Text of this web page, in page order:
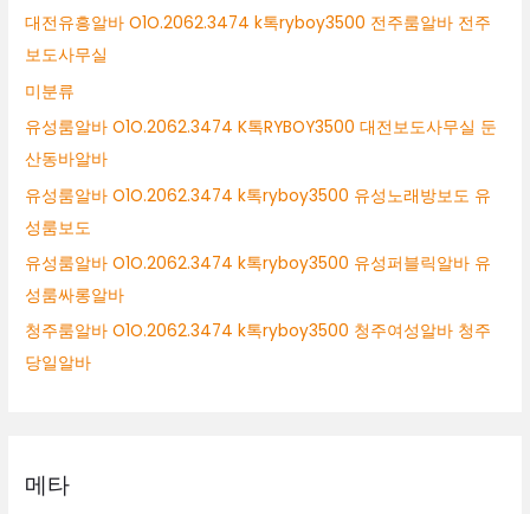
대전유흥알바 O1O.2062.3474 k톡ryboy3500 전주룸알바 전주
보도사무실
미분류
유성룸알바 O1O.2062.3474 K톡RYBOY3500 대전보도사무실 둔
산동바알바
유성룸알바 O1O.2062.3474 k톡ryboy3500 유성노래방보도 유
성룸보도
유성룸알바 O1O.2062.3474 k톡ryboy3500 유성퍼블릭알바 유
성룸싸롱알바
청주룸알바 O1O.2062.3474 k톡ryboy3500 청주여성알바 청주
당일알바
메타